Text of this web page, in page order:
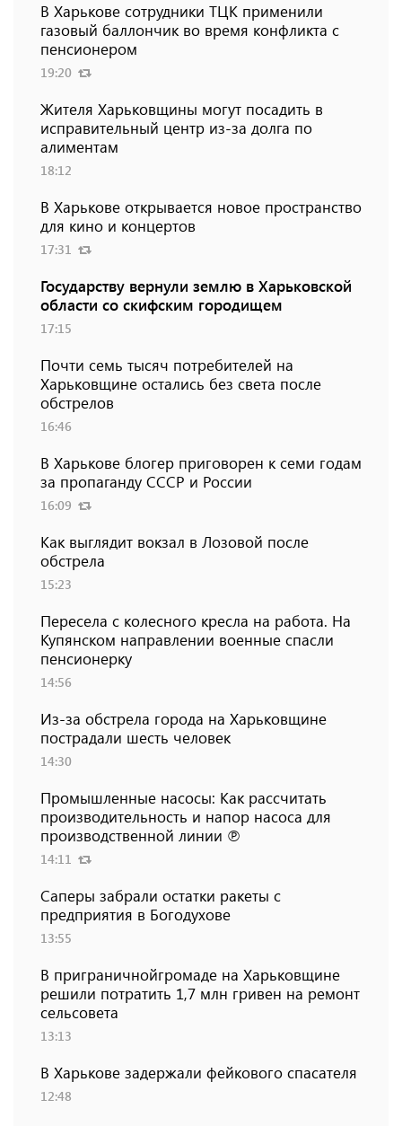
В Харькове сотрудники ТЦК применили
газовый баллончик во время конфликта с
пенсионером
19:20
Жителя Харьковщины могут посадить в
исправительный центр из-за долга по
алиментам
18:12
В Харькове открывается новое пространство
для кино и концертов
17:31
Государству вернули землю в Харьковской
области со скифским городищем
17:15
Почти семь тысяч потребителей на
Харьковщине остались без света после
обстрелов
16:46
В Харькове блогер приговорен к семи годам
за пропаганду СССР и России
16:09
Как выглядит вокзал в Лозовой после
обстрела
15:23
Пересела с колесного кресла на работа. На
Купянском направлении военные спасли
пенсионерку
14:56
Из-за обстрела города на Харьковщине
пострадали шесть человек
14:30
Промышленные насосы: Как рассчитать
производительность и напор насоса для
производственной линии ℗
14:11
Саперы забрали остатки ракеты с
предприятия в Богодухове
13:55
В приграничнойгромаде на Харьковщине
решили потратить 1,7 млн ​​гривен на ремонт
сельсовета
13:13
В Харькове задержали фейкового спасателя
12:48